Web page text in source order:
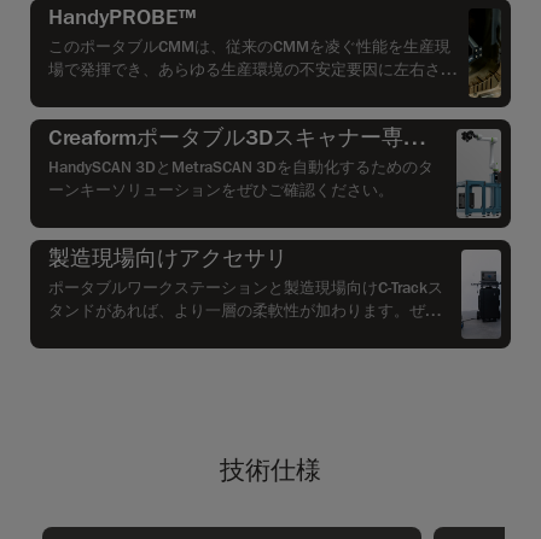
HandyPROBE™
このポータブルCMMは、従来のCMMを凌ぐ性能を生産現
場で発揮でき、あらゆる生産環境の不安定要因に左右され
Creaformポータブル3Dスキャナー専用
フレキシブル・オートメーション・キッ
ト
HandySCAN 3DとMetraSCAN 3Dを自動化するためのタ
ーンキーソリューションをぜひご確認ください。
製造現場向けアクセサリ
ポータブルワークステーションと製造現場向けC-Trackス
タンドがあれば、より一層の柔軟性が加わります。ぜひ
技術仕様